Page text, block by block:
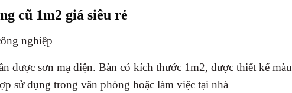
cũ 1m2 giá siêu rẻ
nghiệp
được sơn mạ điện. Bàn có kích thước 1m2, được thiết kế màu
sử dụng trong văn phòng hoặc làm việc tại nhà